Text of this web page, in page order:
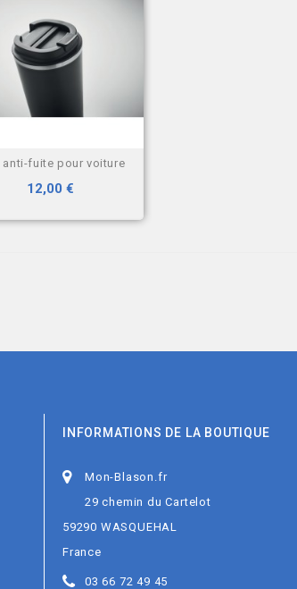
anti-fuite pour voiture
12,00 €
INFORMATIONS DE LA BOUTIQUE
Mon-Blason.fr
29 chemin du Cartelot
59290 WASQUEHAL
France
03 66 72 49 45